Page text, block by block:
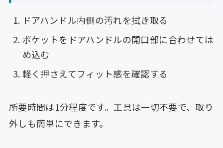
ドアハンドル内側の汚れを拭き取る
ポケットをドアハンドルの開口部に合わせては
め込む
軽く押さえてフィット感を確認する
所要時間は1分程度です。工具は一切不要で、取り
外しも簡単にできます。